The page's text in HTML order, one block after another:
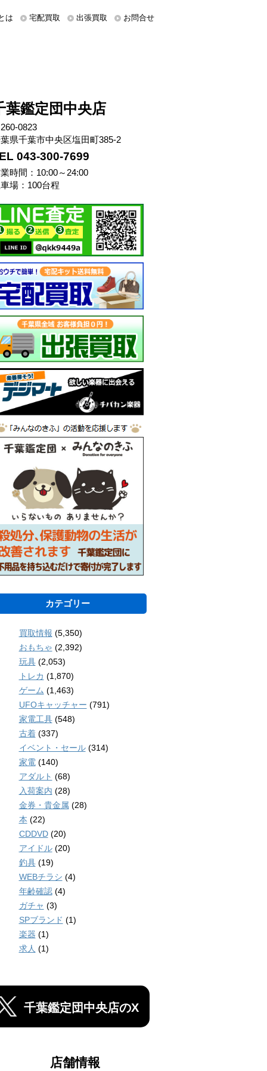
は 宅配買取 出張買取 お問合せ
葉鑑定団中央店
0823
県千葉市中央区塩田町385-2
043-300-7699
時間：10:00～24:00
場：100台程
カテゴリー
買取情報 (5,350)
おもちゃ (2,392)
玩具(2,053)
トレカ (1,870)
ゲーム (1,463)
UFOキャッチャー (791)
家電工具(548)
古着(337)
イベント・セール(314)
家電(140)
アダルト (68)
入荷案内 (28)
金券・貴金属 (28)
本 (22)
CDDVD(20)
アイドル(20)
釣具(19)
WEBチラシ (4)
年齢確認(4)
ガチャ (3)
SPブランド (1)
楽器 (1)
求人 (1)
千葉鑑定団中央店のX
店舗情報